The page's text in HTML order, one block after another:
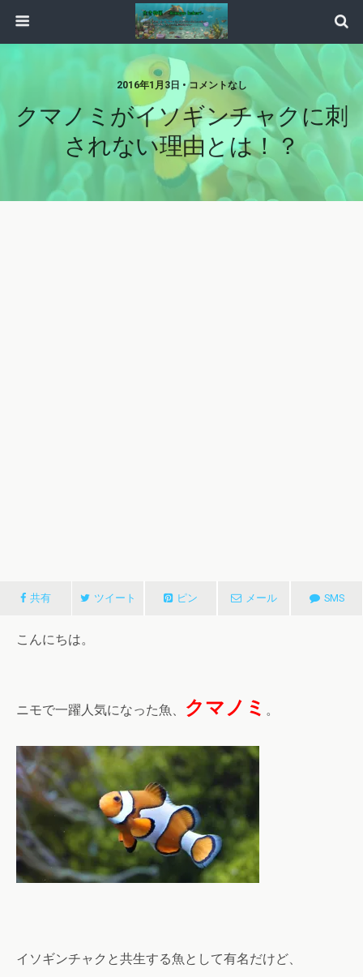
2016年1月3日 • コメントなし
クマノミがイソギンチャクに刺
されない理由とは！？
共有 ツイート ピン メール SMS
こんにちは。
ニモで一躍人気になった魚、 クマノミ 。
イソギンチャクと共生する魚として有名だけど、